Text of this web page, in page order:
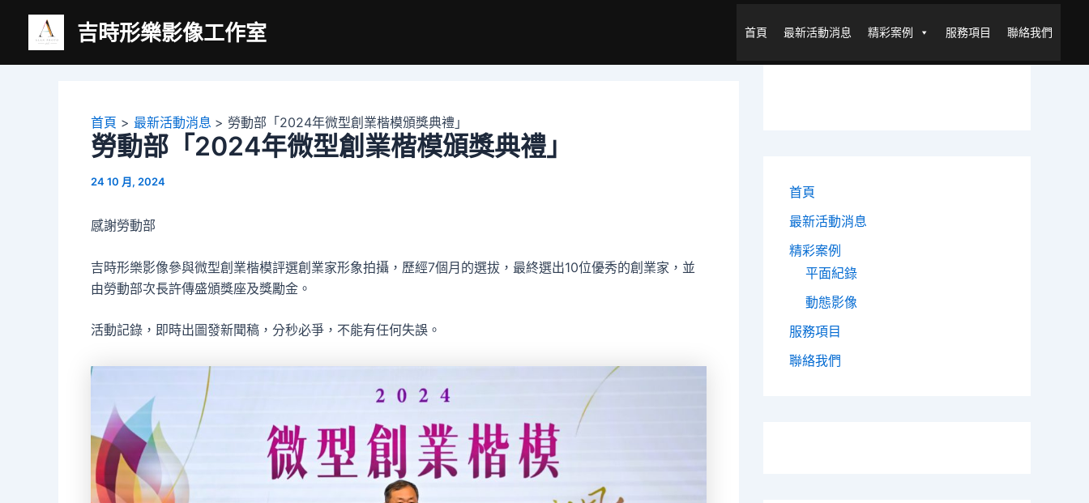
吉時形樂影像工作室 首頁 最新活動消息 精彩案例 服務項目 聯絡我們
首頁 最新活動消息 勞動部「2024年微型創業楷模頒獎典禮」
勞動部「2024年微型創業楷模頒獎典禮」
24 10 月, 2024
感謝勞動部
吉時形樂影像參與微型創業楷模評選創業家形象拍攝，歷經7個月的選拔，最終選出10位優秀的創業家，並
由勞動部次長許傳盛頒獎座及獎勵金。
活動記錄，即時出圖發新聞稿，分秒必爭，不能有任何失誤。
首頁
最新活動消息
精彩案例
平面紀錄
動態影像
服務項目
聯絡我們